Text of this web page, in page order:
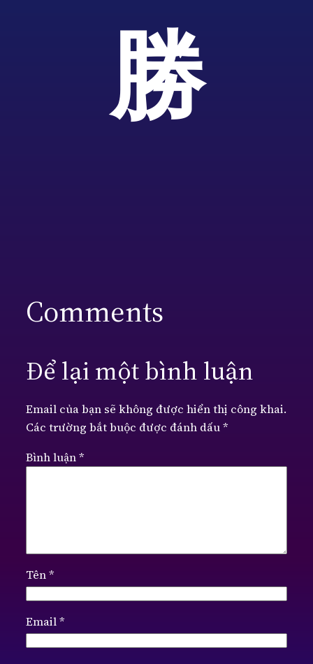
勝
Comments
Để lại một bình luận
Email của bạn sẽ không được hiển thị công khai.
Các trường bắt buộc được đánh dấu*
Bình luận*
Tên*
Email*